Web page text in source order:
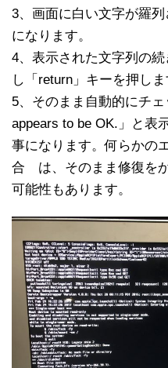
3、画面に白い文字が羅
になります。
4、表示された文字列の
し「return」キーを押しま
5、そのまま自動的にチ
appears to be OK.」と表
事になります。何らかの
合 は、そのまま修復を
可能性もあります。